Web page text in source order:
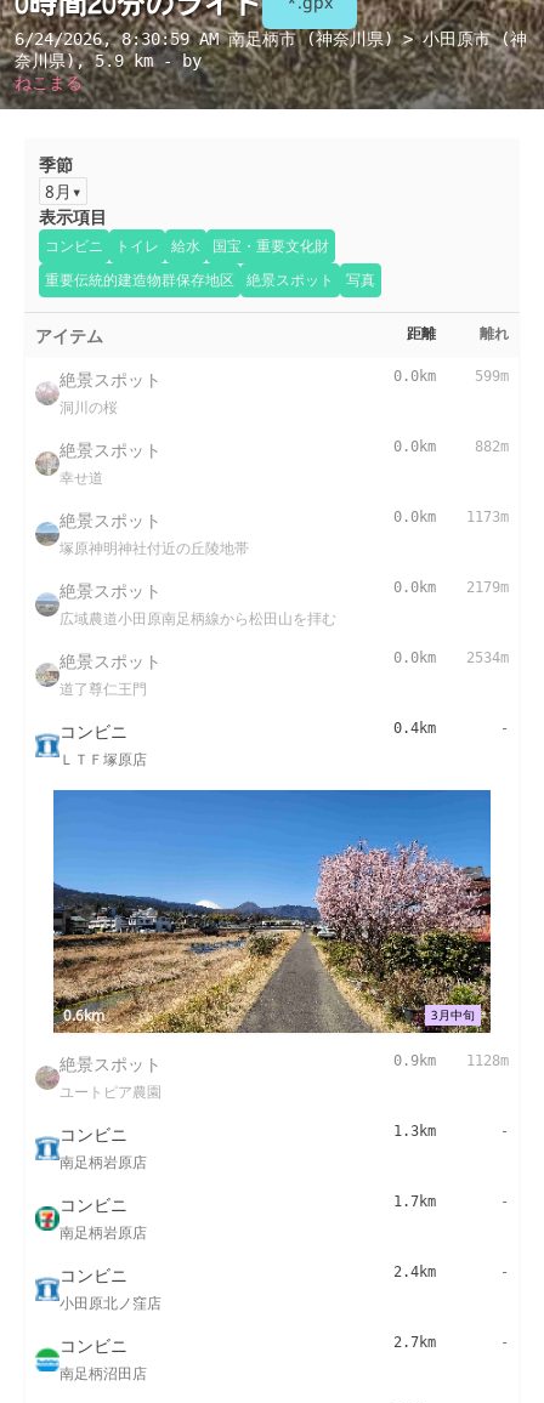
6/24/2026, 8:30:59 AM南足柄市 (神奈川県) > 小田原市 (神
奈川県), 5.9 km - by
ねこまる
季節
8月
表示項目
コンビニ トイレ 給水
国宝・重要文化財
重要伝統的建造物群保存地区
絶景スポット 写真
アイテム 距離 離れ
絶景スポット
洞川の桜
0.0km 599m
絶景スポット
幸せ道
0.0km 882m
絶景スポット
塚原神明神社付近の丘陵地帯
0.0km 1173m
絶景スポット
広域農道小田原南足柄線から松田山を拝む
0.0km 2179m
絶景スポット
道了尊仁王門
0.0km 2534m
コンビニ
ＬＴＦ塚原店
0.4km -
3月中旬
0.6km
絶景スポット
ユートピア農園
0.9km 1128m
コンビニ
南足柄岩原店
1.3km -
コンビニ
南足柄岩原店
1.7km -
コンビニ
小田原北ノ窪店
2.4km -
コンビニ
南足柄沼田店
2.7km -